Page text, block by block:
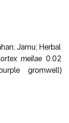
Jamu; Herbal
meilae 0.02
gromwell)